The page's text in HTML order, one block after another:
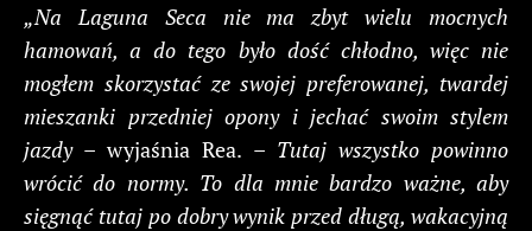
„Na Laguna Seca nie ma zbyt wielu mocnych
hamowań, a do tego było dość chłodno, więc nie
mogłem skorzystać ze swojej preferowanej, twardej
mieszanki przedniej opony i jechać swoim stylem
jazdy– wyjaśnia Rea. – Tutaj wszystko powinno
wrócić do normy. To dla mnie bardzo ważne, aby
sięgnąć tutaj po dobry wynik przed długą, wakacyjną